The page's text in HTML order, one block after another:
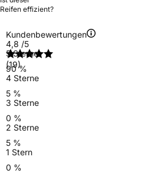
Reifen effizient?
Kundenbewertungen
4,8 /5
(19)
5 Sterne
90 %
4 Sterne
5 %
3 Sterne
0 %
2 Sterne
5 %
1 Stern
0 %